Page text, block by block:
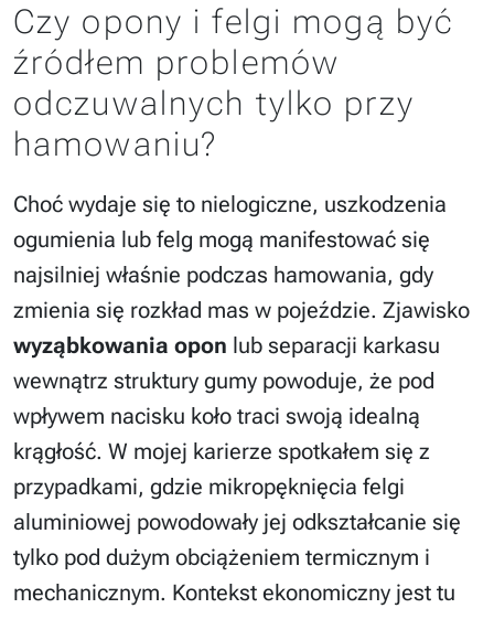
Czy opony i felgi mogą być
źródłem problemów
odczuwalnych tylko przy
hamowaniu?
Choć wydaje się to nielogiczne, uszkodzenia
ogumienia lub felg mogą manifestować się
najsilniej właśnie podczas hamowania, gdy
zmienia się rozkład mas w pojeździe. Zjawisko
wyząbkowania opon lub separacji karkasu
wewnątrz struktury gumy powoduje, że pod
wpływem nacisku koło traci swoją idealną
krągłość. W mojej karierze spotkałem się z
przypadkami, gdzie mikropęknięcia felgi
aluminiowej powodowały jej odkształcanie się
tylko pod dużym obciążeniem termicznym i
mechanicznym. Kontekst ekonomiczny jest tu